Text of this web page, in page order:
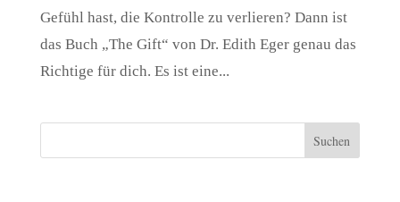
Gefühl hast, die Kontrolle zu verlieren? Dann ist
das Buch „The Gift“ von Dr. Edith Eger genau das
Richtige für dich. Es ist eine...